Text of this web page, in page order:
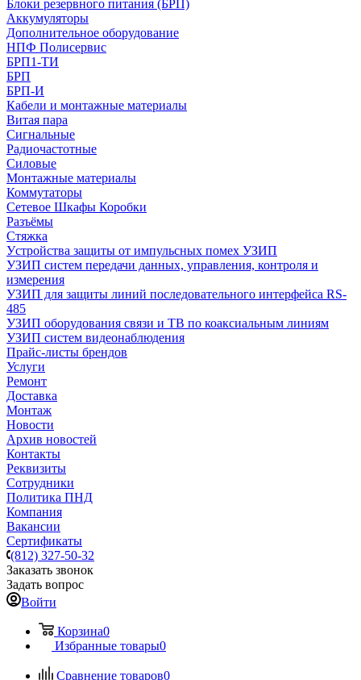
Блоки резервного питания (БРП)
Аккумуляторы
Дополнительное оборудование
НПФ Полисервис
БРП1-ТИ
БРП
БРП-И
Кабели и монтажные материалы
Витая пара
Сигнальные
Радиочастотные
Силовые
Монтажные материалы
Коммутаторы
Сетевое Шкафы Коробки
Разъёмы
Стяжка
Уcтройства защиты от импульсных помех УЗИП
УЗИП систем передачи данных, управления, контроля и
измерения
УЗИП для защиты линий последовательного интерфейса RS-
485
УЗИП оборудования связи и ТВ по коаксиальным линиям
УЗИП систем видеонаблюдения
Прайс-листы брендов
Услуги
Ремонт
Доставка
Монтаж
Новости
Архив новостей
Контакты
Реквизиты
Сотрудники
Политика ПНД
Компания
Вакансии
Сертификаты
(812) 327-50-32
Заказать звонок
Задать вопрос
Войти
Корзина0
Избранные товары0
Сравнение товаров0